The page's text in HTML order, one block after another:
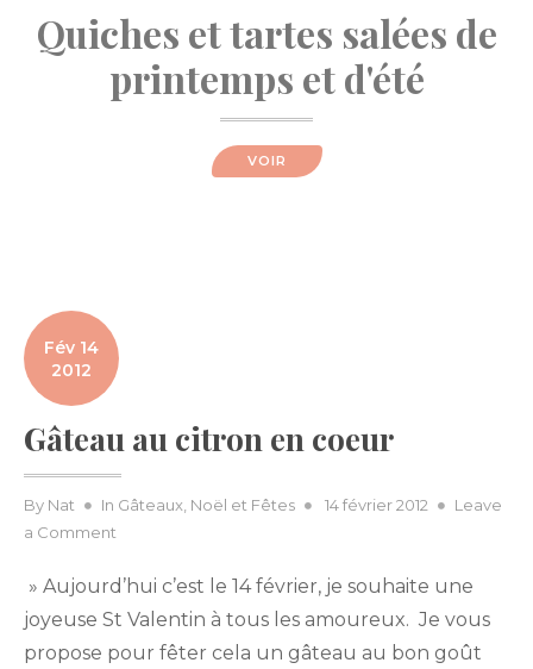
Quiches et tartes salées de
printemps et d'été
VOIR
Fév 14
2012
Gâteau au citron en coeur
By Nat In Gâteaux, Noël et Fêtes
Posted
14 février 2012
Leave
a Comment
au
citron
» Aujourd’hui c’est le 14 février, je souhaite une
joyeuse St Valentin à tous les amoureux. Je vous
propose pour fêter cela un gâteau au bon goût